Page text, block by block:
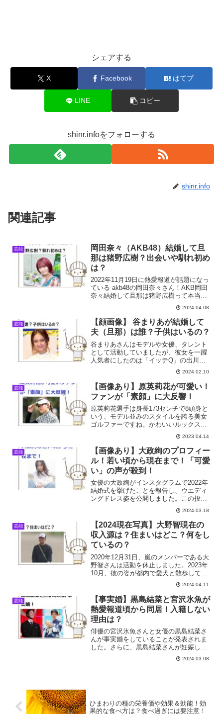
シェアする
X Facebook はてブ
LINE コピー
shinr.infoをフォローする
shinr.info
関連記事
芸能
岡田奈々（AKB48）結婚して旦
那は猪野広樹？出会いや馴れ初め
は？
2022年11月19日に熱愛報道が話題になっ
ている akb48の岡田奈々さん！AKB岡田
奈々結婚して旦那は猪野広樹って本当？
出会いや馴れ初めは？そこで今回はAKB
岡田奈々さんの結婚や旦那について調査
しました。
2024.04.08
芸能
【顔画像】 谷まりあが結婚して
夫（旦那）は誰？子供はいるの？
谷まりあさんはモデルや女優、タレント
として活動していましたが、彼女を一躍
人気者にしたのは「イッテQ」の出川ガ
ールズだと言えるでしょう。出川ガール
ズとしての谷まりあさんはユーモアのあ
るキャラクターで、老若男女に人気です
ね。そんは人気上昇中の谷...
2024.02.10
芸能
【画像あり】原英莉花が可愛い！
ファンが「素顔」に大反響！
原英莉花選手は身長173センチで8頭身と
いう、モデル並みのスタイルを誇る美女
ゴルファーですね。かわいいルックスと
抜群のスタイルで、ファンをプレー以外
でも魅了してくれています。今回はそん
な原英莉花さんのかわいい画像をまとめ
てみました。
2023.04.14
芸能
【画像あり】大政絢のプロフィー
ル！若い頃から現在まで！「可愛
い」の声が殺到！
女優の大政絢がインスタグラムで2022年
結婚式を挙げたことを報告し、ウエディ
ングドレス姿を公開しました。この投稿
をInstagramで見るMorita(@ifitriarara)がシ
ェアした投稿ファンからは「可愛い」
「素敵です」「すごくすご...
2024.03.18
芸能
【2024現在写真】大野智現在の
収入源は？住まいはどこ？何をし
ているの？
2020年12月31日、嵐のメンバーである大
野智さんは活動を休止しました。2023年
10月、彼の姿が都内で愛犬と散歩してい
る様子が報道されましたが、彼はテレビ
や映画にはまったく出演していません。
大野智現在の収入は？何をしているの？
経営者にな...
2024.04.11
芸能
【事実婚】黒島結菜と宮沢氷魚が
熱愛報道頃から同居！入籍しない
理由は？
俳優の宮沢氷魚さんと女優の黒島結菜さ
んが事実婚をしていることが発表されま
した。さらに、黒島結菜さんが妊娠して
いることも明らかになりました。二人は
婚姻届を提出せず、共同生活を送りなが
2024.03.08
ひまわりの種の栄養価や効果＆効能！効
果的な食べ方は？食べ過ぎには要注意！